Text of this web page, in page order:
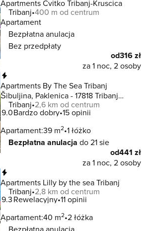
Apartments Cvitko Tribanj-Kruscica
Tribanj 400 m od centrum
Apartament
Bezpłatna anulacja
Bez przedpłaty
od316 zł
za 1 noc, 2 osoby
Apartments By The Sea Tribanj
Šibuljina, Paklenica - 17818 Tribanj
Šibuljina
Tribanj 2,6 km od centrum
9.0Bardzo dobry 15 opinii
Apartament:39 m2 1 łóżko
Bezpłatna anulacja do 21 sie
od441 zł
za 1 noc, 2 osoby
Apartments Lilly by the sea Tribanj
Tribanj 2,8 km od centrum
9.3Rewelacyjny 11 opinii
Apartament:40 m2 2 łóżka